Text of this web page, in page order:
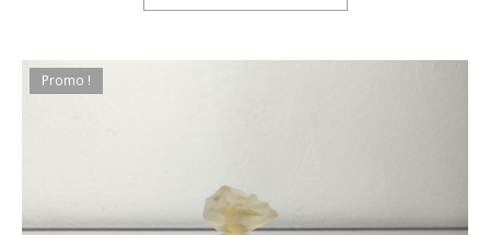
Promo !